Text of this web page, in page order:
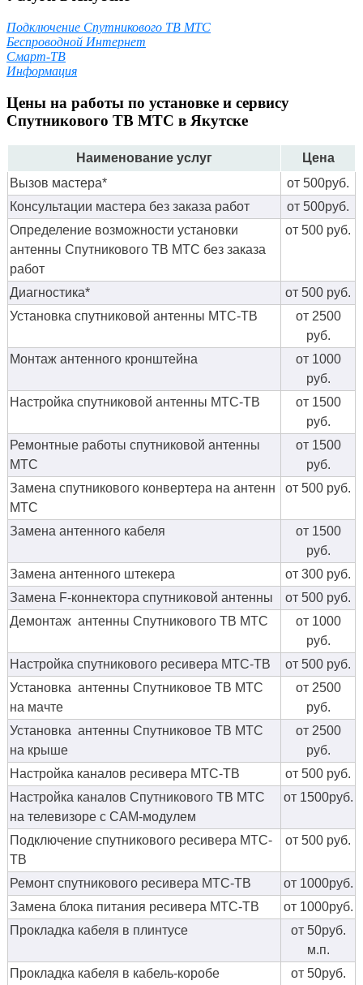
Подключение Спутникового ТВ МТС
Беспроводной Интернет
Смарт-ТВ
Информация
Цены на работы по установке и сервису
Спутникового ТВ МТС в Якутске
Наименование услуг
Цена
Вызов мастера*
от 500руб.
Консультации мастера без заказа работ
от 500руб.
Определение возможности установки
антенны Спутникового ТВ МТС без заказа
работ
от 500 руб.
Диагностика*
от 500 руб.
Установка спутниковой антенны МТС-ТВ
от 2500
руб.
Монтаж антенного кронштейна
от 1000
руб.
Настройка спутниковой антенны МТС-ТВ
от 1500
руб.
Ремонтные работы спутниковой антенны
МТС
от 1500
руб.
Замена спутникового конвертера на антенн
МТС
от 500 руб.
Замена антенного кабеля
от 1500
руб.
Замена антенного штекера
от 300 руб.
Замена F-коннектора спутниковой антенны
от 500 руб.
Демонтаж антенны Спутникового ТВ МТС
от 1000
руб.
Настройка спутникового ресивера МТС-ТВ
от 500 руб.
Установка антенны Спутниковое ТВ МТС
на мачте
от 2500
руб.
Установка антенны Спутниковое ТВ МТС
на крыше
от 2500
руб.
Настройка каналов ресивера МТС-ТВ
от 500 руб.
Настройка каналов Спутникового ТВ МТС
на телевизоре с CAM-модулем
от 1500руб.
Подключение спутникового ресивера МТС-
ТВ
от 500 руб.
Ремонт спутникового ресивера МТС-ТВ
от 1000руб.
Замена блока питания ресивера МТС-ТВ
от 1000руб.
Прокладка кабеля в плинтусе
от 50руб.
м.п.
Прокладка кабеля в кабель-коробе
от 50руб.